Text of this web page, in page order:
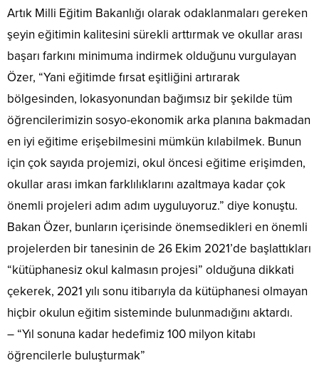
Artık Milli Eğitim Bakanlığı olarak odaklanmaları gereken
şeyin eğitimin kalitesini sürekli arttırmak ve okullar arası
başarı farkını minimuma indirmek olduğunu vurgulayan
Özer, “Yani eğitimde fırsat eşitliğini artırarak
bölgesinden, lokasyonundan bağımsız bir şekilde tüm
öğrencilerimizin sosyo-ekonomik arka planına bakmadan
en iyi eğitime erişebilmesini mümkün kılabilmek. Bunun
için çok sayıda projemizi, okul öncesi eğitime erişimden,
okullar arası imkan farklılıklarını azaltmaya kadar çok
önemli projeleri adım adım uyguluyoruz.” diye konuştu.
Bakan Özer, bunların içerisinde önemsedikleri en önemli
projelerden bir tanesinin de 26 Ekim 2021’de başlattıkları
“kütüphanesiz okul kalmasın projesi” olduğuna dikkati
çekerek, 2021 yılı sonu itibarıyla da kütüphanesi olmayan
hiçbir okulun eğitim sisteminde bulunmadığını aktardı.
– “Yıl sonuna kadar hedefimiz 100 milyon kitabı
öğrencilerle buluşturmak”